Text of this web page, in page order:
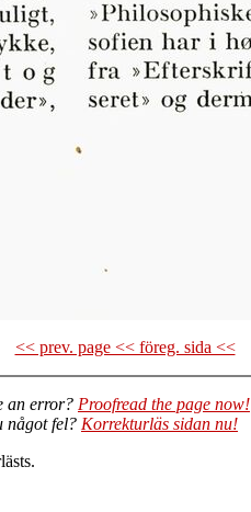
<< prev. page << föreg. sida <<
an error? Proofread the page now!
något fel? Korrekturläs sidan nu!